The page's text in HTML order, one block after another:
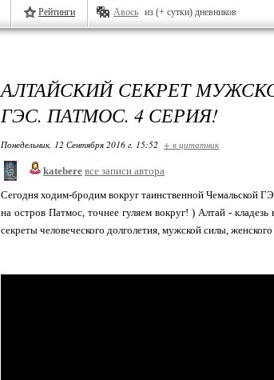
Рейтинги Авось из (+ сутки) дневников
АЛТАЙСКИЙ СЕКРЕТ
ГЭС. ПАТМОС. 4 СЕРИЯ!
Понедельник, 12 Сентября 2016 г. 15:52 + в цитатник
katebere все записи автора
Сегодня ходим-бродим вокруг таинственной Чемальской
на остров Патмос, точнее гуляем вокруг! ) Алтай -
секреты человеческого долголетия, мужской силы,